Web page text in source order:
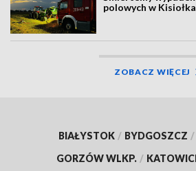
polowych w
ZOBACZ WIĘCEJ
BIAŁYSTOK / BYDGOSZCZ /
GORZÓW WLKP. /